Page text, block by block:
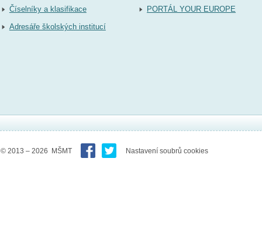
Číselníky a klasifikace
Adresáře školských institucí
PORTÁL YOUR EUROPE
© 2013 – 2026 MŠMT Nastavení soubrů cookies